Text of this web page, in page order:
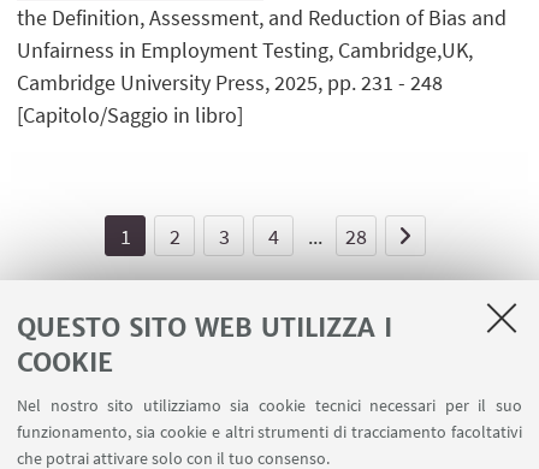
QUESTO SITO WEB UTILIZZA I
COOKIE
Nel nostro sito utilizziamo sia cookie tecnici necessari per il suo
funzionamento, sia cookie e altri strumenti di tracciamento facoltativi
che potrai attivare solo con il tuo consenso.
the Definition, Assessment, and Reduction of Bias and
Unfairness in Employment Testing, Cambridge,UK,
Cambridge University Press, 2025, pp. 231 - 248
[Capitolo/Saggio in libro]
1 2 3 4 ... 28
Area riservata - Spazi virtuali
Contatti